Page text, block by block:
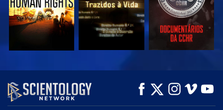
VEJA EXPLORE A SÉRIE